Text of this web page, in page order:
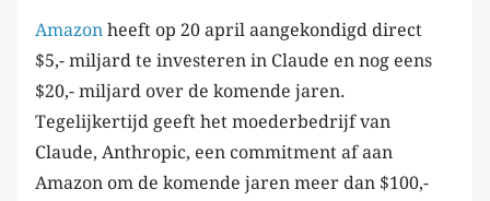
Amazon heeft op 20 april aangekondigd direct
$5,- miljard te investeren in Claude en nog eens
$20,- miljard over de komende jaren.
Tegelijkertijd geeft het moederbedrijf van
Claude, Anthropic, een commitment af aan
Amazon om de komende jaren meer dan $100,-